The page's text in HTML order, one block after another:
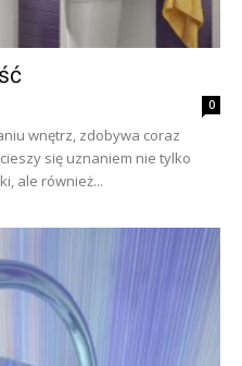
0
wnętrz, zdobywa coraz
się uznaniem nie tylko
ale również...